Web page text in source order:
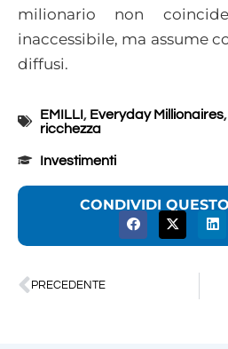
milionario non
inaccessibile, ma assume
diffusi.
EMILLI, Everyday Millionaires,
ricchezza
Investimenti
CONDIVIDI
PRECEDENTE